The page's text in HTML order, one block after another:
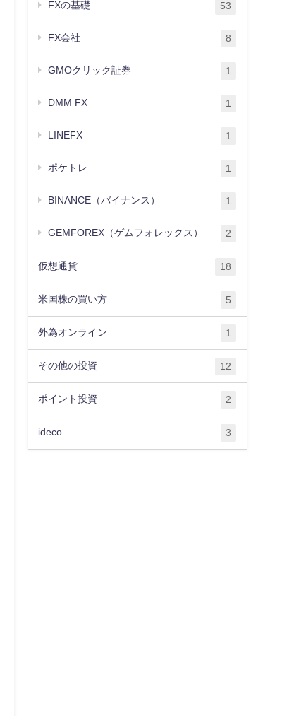
FXの基礎 53
FX会社 8
GMOクリック証券 1
DMM FX 1
LINEFX 1
ポケトレ 1
BINANCE（バイナンス） 1
GEMFOREX（ゲムフォレックス） 2
仮想通貨 18
米国株の買い方 5
外為オンライン 1
その他の投資 12
ポイント投資 2
ideco 3